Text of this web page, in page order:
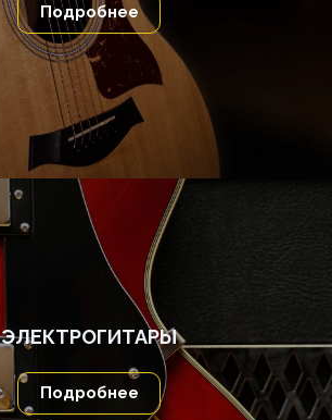
Подробнее
ЭЛЕКТРОГИТАРЫ
Подробнее